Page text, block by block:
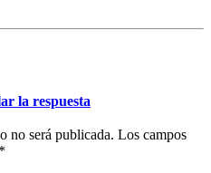
la respuesta
no será publicada. Los campos
*